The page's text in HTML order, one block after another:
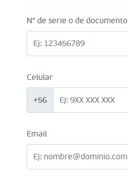
N° de serie o de documento
Celular
+56
Email